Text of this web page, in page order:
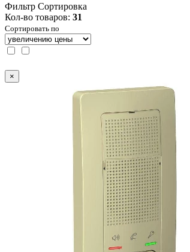
Фильтр Сортировка
Кол-во товаров: 31
Сортировать по
×